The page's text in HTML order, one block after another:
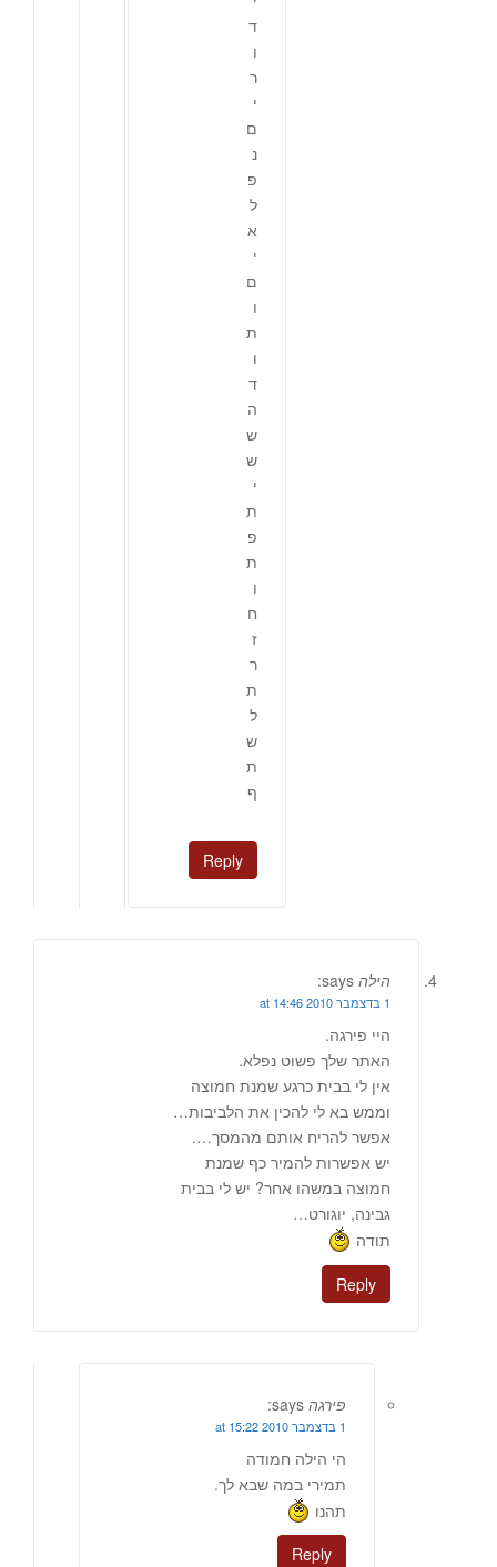
ד
ו
ר
י
ם
נ
פ
ל
א
י
ם
ו
ת
ו
ד
ה
ש
ש
י
ת
פ
ת
ו
ח
ז
ר
ת
ל
ש
ת
ף
Reply
הילה says:
1 בדצמבר 2010 at 14:46
היי פירגה.
האתר שלך פשוט נפלא.
אין לי בבית כרגע שמנת חמוצה
וממש בא לי להכין את הלביבות…
אפשר להריח אותם מהמסך….
יש אפשרות להמיר כף שמנת
חמוצה במשהו אחר? יש לי בבית
גבינה, יוגורט…
תודה
Reply
פירגה says:
1 בדצמבר 2010 at 15:22
הי הילה חמודה
תמירי במה שבא לך.
תהנו
Reply